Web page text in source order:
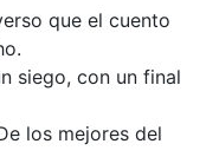
que el cuento
siego, con un final
los mejores del